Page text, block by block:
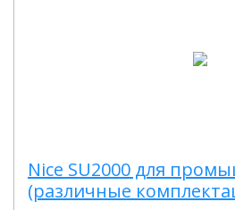
Nice SU2000 для
(различные